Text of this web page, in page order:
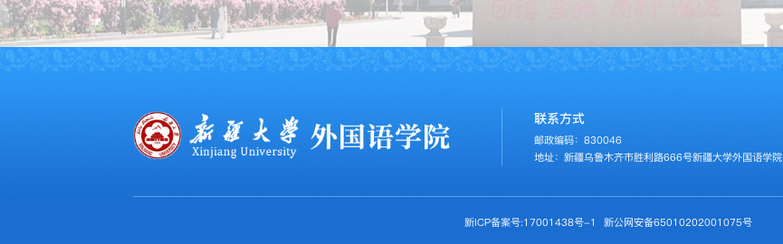
联系方式
邮政编码：830046
地址：新疆乌鲁木齐市胜利路666号新疆大学外国语学院
新ICP备案号:17001438号-1 新公网安备65010202001075号